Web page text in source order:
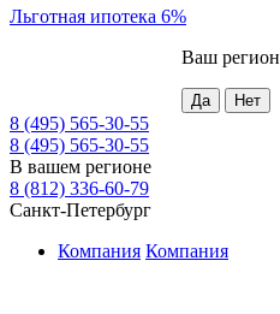
Льготная ипотека 6%
Ваш регион
8 (495) 565-30-55
8 (495) 565-30-55
В вашем регионе
8 (812) 336-60-79
Санкт-Петербург
Компания Компания